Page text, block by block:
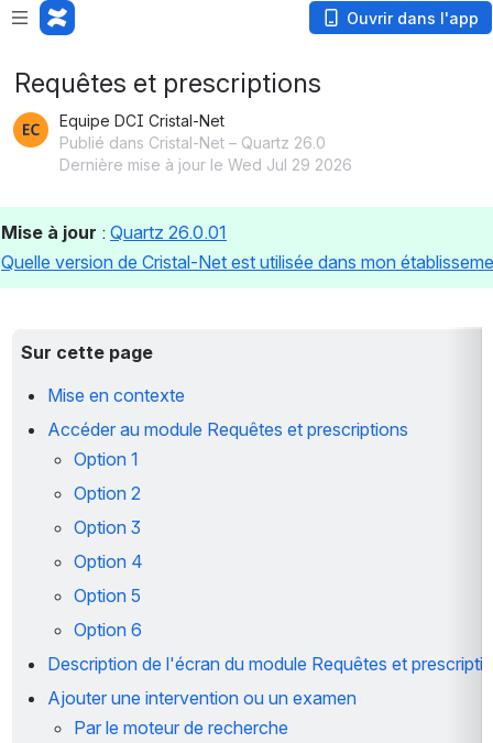
Ouvrir dans l'app
Requêtes et prescriptions
Equipe DCI Cristal-Net
Publié dans Cristal-Net – Quartz 26.0
Dernière mise à jour le Wed Jul 29 2026
Mise à jour : Quartz 26.0.01
Quelle version de Cristal-Net est utilisée dans mon
Sur cette page
Mise en contexte
Accéder au module Requêtes et prescriptions
Option 1
Option 2
Option 3
Option 4
Option 5
Option 6
Description de l'écran du module Requêtes et
Ajouter une intervention ou un examen
Par le moteur de recherche